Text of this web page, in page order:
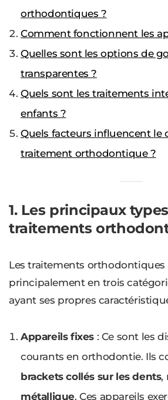
orthodontiques ?
Comment fonctionnent les
Quelles sont les options de
transparentes ?
Quels sont les traitements
enfants ?
Quels facteurs influencent le
traitement orthodontique ?
1. Les principaux
traitements
Les traitements orthodontiques
principalement en trois
ayant ses propres
Appareils fixes : Ce sont les
courants en orthodontie. Ils
brackets collés sur les dents,
métallique. Ces appareils